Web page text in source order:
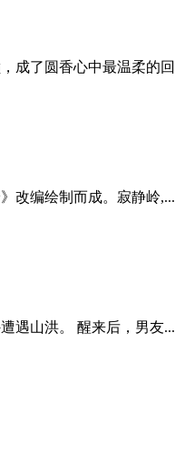
成了圆香心中最温柔的
改编绘制而成。寂静岭,...
遇山洪。 醒来后，男友...